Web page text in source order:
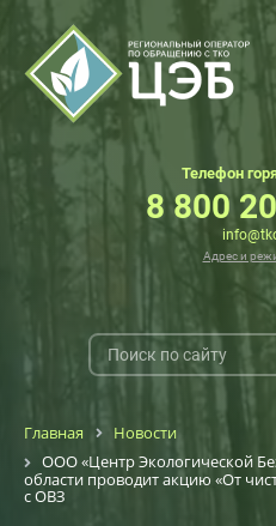
Телефон
8 800
Адрес и
Главная
Новости
ООО «Центр Экологической
области проводит акцию «От
с ОВЗ